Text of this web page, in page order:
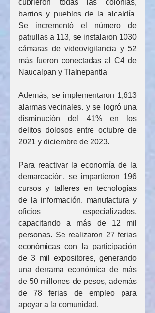
cubrieron todas las colonias,
barrios y pueblos de la alcaldía.
Se incrementó el número de
patrullas a 113, se instalaron 1030
cámaras de videovigilancia y 52
más fueron conectadas al C4 de
Naucalpan y Tlalnepantla.
Además, se implementaron 1,613
alarmas vecinales, y se logró una
disminución del 41% en los
delitos dolosos entre octubre de
2021 y diciembre de 2023.
Para reactivar la economía de la
demarcación, se impartieron 196
cursos y talleres en tecnologías
de la información, manufactura y
oficios especializados,
capacitando a más de 12 mil
personas. Se realizaron 27 ferias
económicas con la participación
de 3 mil expositores, generando
una derrama económica de más
de 50 millones de pesos, además
de 78 ferias de empleo para
apoyar a la comunidad.